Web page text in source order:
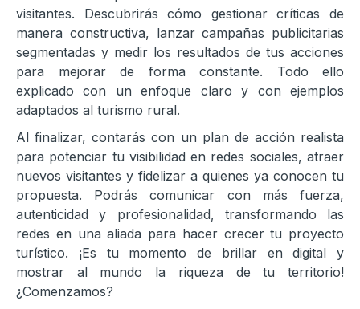
visitantes. Descubrirás cómo gestionar críticas de
manera constructiva, lanzar campañas publicitarias
segmentadas y medir los resultados de tus acciones
para mejorar de forma constante. Todo ello
explicado con un enfoque claro y con ejemplos
adaptados al turismo rural.
Al finalizar, contarás con un plan de acción realista
para potenciar tu visibilidad en redes sociales, atraer
nuevos visitantes y fidelizar a quienes ya conocen tu
propuesta. Podrás comunicar con más fuerza,
autenticidad y profesionalidad, transformando las
redes en una aliada para hacer crecer tu proyecto
turístico. ¡Es tu momento de brillar en digital y
mostrar al mundo la riqueza de tu territorio!
¿Comenzamos?